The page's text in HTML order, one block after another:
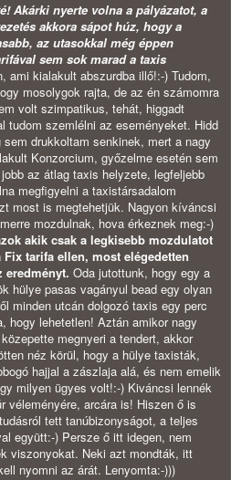
Akárki nyerte volna a pályázatot, a
akkora sápot húz, hogy a
az utasokkal még éppen
sem sok marad a taxis
ami kialakult abszurdba illő!:-) Tudom,
mosolygok rajta, de az én számomra
volt szimpatikus, tehát, higgadt
tudom szemlélni az eseményeket. Hidd
drukkoltam senkinek, mert a nagy
Konzorcium, győzelme esetén sem
az átlag taxis helyzete, legfeljebb
megfigyelni a taxistársadalom
most is megtehetjük. Nagyon kíváncsi
mozdulnak, hova érkeznek meg:-)
akik csak a legkisebb mozdulatot
tarifa ellen, most elégedetten
eredményt. Oda jutottunk, hogy egy a
hülye pasas vagányul bead egy olyan
minden utcán dolgozó taxis egy perc
hogy lehetetlen! Aztán amikor nagy
megnyeri a tendert, akkor
néz körül, hogy a hülye taxisták,
hajjal a zászlaja alá, és nem emelik
milyen ügyes volt!:-) Kiváncsi lennék
véleményére, arcára is! Hiszen ő is
tett tanúbizonyságot, a teljes
együtt:-) Persze ő itt idegen, nem
viszonyokat. Neki azt mondták, itt
nyomni az árát. Lenyomta:-)))